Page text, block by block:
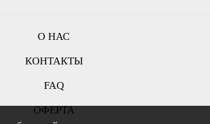
О НАС
КОНТАКТЫ
FAQ
ОФЕРТА